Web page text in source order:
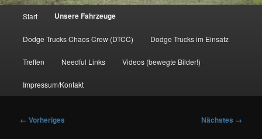
Start Unsere Fahrzeuge
Dodge Trucks Chaos Crew (DTCC) Dodge Trucks im Einsatz
Treffen Needful Links Videos (bewegte Bilder!)
Impressum/Kontakt
Bilder-
← Vorheriges Nächstes →